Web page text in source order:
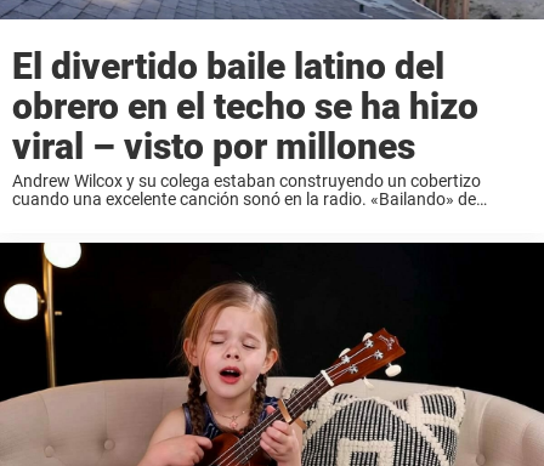
El divertido baile latino del
obrero en el techo se ha hizo
viral – visto por millones
Andrew Wilcox y su colega estaban construyendo un cobertizo
cuando una excelente canción sonó en la radio. «Bailando» de